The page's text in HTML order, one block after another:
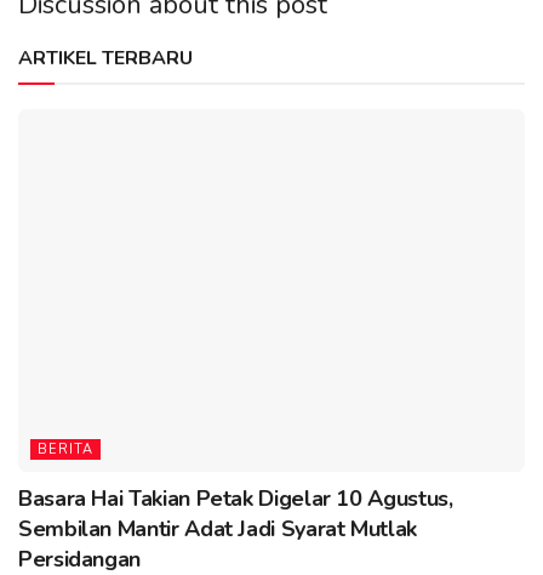
ARTIKEL TERBARU
BERITA
Basara Hai Takian Petak Digelar 10 Agustus,
Sembilan Mantir Adat Jadi Syarat Mutlak
Persidangan